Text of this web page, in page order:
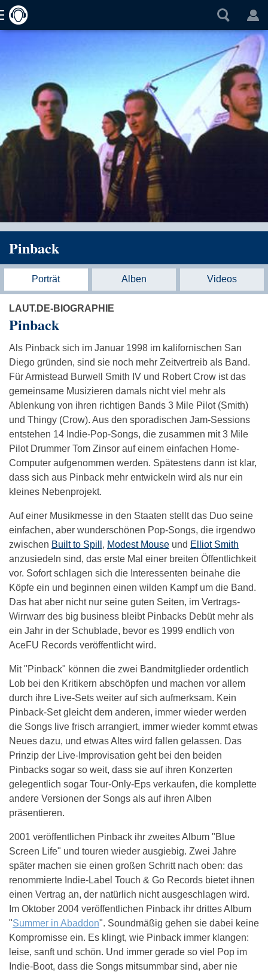
Pinback
Porträt Alben Videos
LAUT.DE-BIOGRAPHIE
Pinback
Als Pinback sich im Januar 1998 im kalifornischen San
Diego gründen, sind sie noch mehr Zeitvertreib als Band.
Für Armistead Burwell Smith IV und Robert Crow ist das
gemeinsame Musizieren damals nicht viel mehr als
Ablenkung von ihren richtigen Bands 3 Mile Pilot (Smith)
und Thingy (Crow). Aus den sporadischen Jam-Sessions
entstehen 14 Indie-Pop-Songs, die zusammen mit 3 Mile
Pilot Drummer Tom Zinsor auf einem einfachen Home-
Computer aufgenommen werden. Spätestens dann ist klar,
dass sich aus Pinback mehr entwickeln wird als nur ein
kleines Nebenprojekt.
Auf einer Musikmesse in den Staaten stellt das Duo seine
einfachen, aber wunderschönen Pop-Songs, die irgendwo
zwischen Built to Spill , Modest Mouse und Elliot Smith
anzusiedeln sind, das erste Mal einer breiten Öffentlichkeit
vor. Sofort schlagen sich die Interessenten beinahe die
Köpfe ein und beginnen einen wilden Kampf um die Band.
Das hat aber nicht nur seine guten Seiten, im Vertrags-
Wirrwarr des big business bleibt Pinbacks Debüt mehr als
ein Jahr in der Schublade, bevor es 1999 endlich von
AceFU Records veröffentlicht wird.
Mit "Pinback" können die zwei Bandmitglieder ordentlich
Lob bei den Kritikern abschöpfen und machen vor allem
durch ihre Live-Sets weiter auf sich aufmerksam. Kein
Pinback-Set gleicht dem anderen, immer wieder werden
die Songs live frisch arrangiert, immer wieder kommt etwas
Neues dazu, und etwas Altes wird fallen gelassen. Das
Prinzip der Live-Improvisation geht bei den beiden
Pinbacks sogar so weit, dass sie auf ihren Konzerten
gelegentlich sogar Tour-Only-Eps verkaufen, die komplette
andere Versionen der Songs als auf ihren Alben
präsentieren.
2001 veröffentlichen Pinback ihr zweites Album "Blue
Screen Life" und touren wieder ausgiebig. Zwei Jahre
später machen sie einen großen Schritt nach oben: das
renommierte Indie-Label Touch & Go Records bietet ihnen
einen Vertrag an, der natürlich nicht ausgeschlagen wird.
Im Oktober 2004 veröffentlichen Pinback ihr drittes Album
"Summer in Abaddon". Soundmäßig gehen sie dabei keine
Kompromisse ein. Es klingt, wie Pinback immer klangen:
leise, sanft und schön. Und immer gerade so viel Pop im
Indie-Boot, dass die Songs mitsummbar sind, aber nie